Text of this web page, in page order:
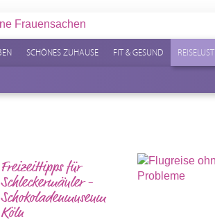
SCHÖNES ZUHAUSE FIT & GESUND REISELUST
Freizeittipps für
Schleckermäuler -
Schokoladenmuseum
Köln